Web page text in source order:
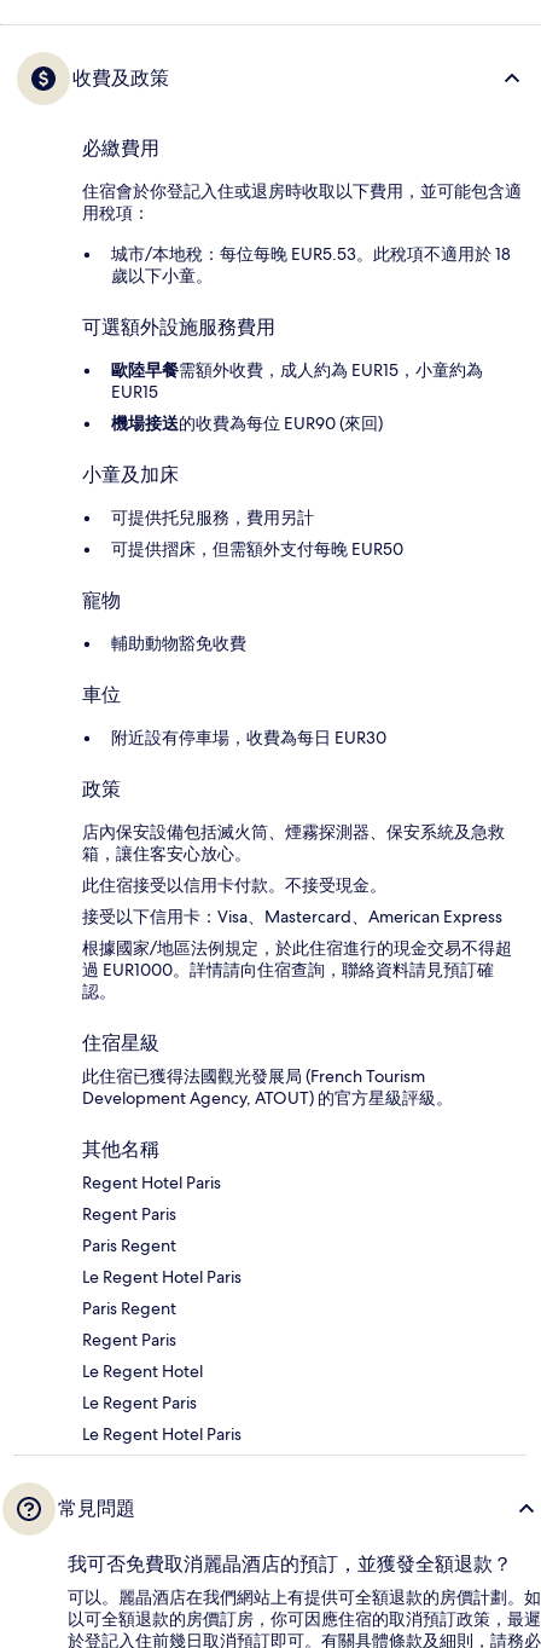
收費及政策
必繳費用
住宿會於你登記入住或退房時收取以下費用，並可能包含適
用稅項：
城市/本地稅：每位每晚 EUR5.53。此稅項不適用於 18
歲以下小童。
可選額外設施服務費用
歐陸早餐需額外收費，成人約為 EUR15，小童約為
EUR15
機場接送的收費為每位 EUR90 (來回)
小童及加床
可提供托兒服務，費用另計
可提供摺床，但需額外支付每晚 EUR50
寵物
輔助動物豁免收費
車位
附近設有停車場，收費為每日 EUR30
政策
店內保安設備包括滅火筒、煙霧探測器、保安系統及急救
箱，讓住客安心放心。
此住宿接受以信用卡付款。不接受現金。
接受以下信用卡：Visa、Mastercard、American Express
根據國家/地區法例規定，於此住宿進行的現金交易不得超
過 EUR1000。詳情請向住宿查詢，聯絡資料請見預訂確
認。
住宿星級
此住宿已獲得法國觀光發展局 (French Tourism
Development Agency, ATOUT) 的官方星級評級。
其他名稱
Regent Hotel Paris
Regent Paris
Paris Regent
Le Regent Hotel Paris
Paris Regent
Regent Paris
Le Regent Hotel
Le Regent Paris
Le Regent Hotel Paris
常見問題
我可否免費取消麗晶酒店的預訂，並獲發全額退款？
可以。麗晶酒店在我們網站上有提供可全額退款的房價計劃。如
以可全額退款的房價訂房，你可因應住宿的取消預訂政策，最遲
於登記入住前幾日取消預訂即可。有關具體條款及細則，請務必